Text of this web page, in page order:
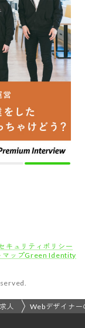
キュリティポリシー
マップGreen Identity
人 Webデザイナー